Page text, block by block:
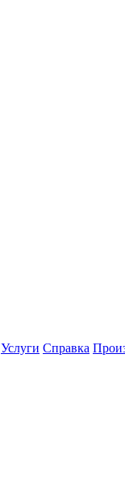
Услуги Справка